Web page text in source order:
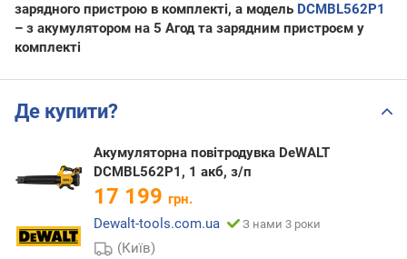
зарядного пристрою в комплекті, а модель DCMBL562P1
– з акумулятором на 5 Агод та зарядним пристроєм у
комплекті
Де купити?
Акумуляторна повітродувка DeWALT
DCMBL562P1, 1 акб, з/п
17 199 грн.
Dewalt-tools.com.ua
З нами 3 роки
(Київ)